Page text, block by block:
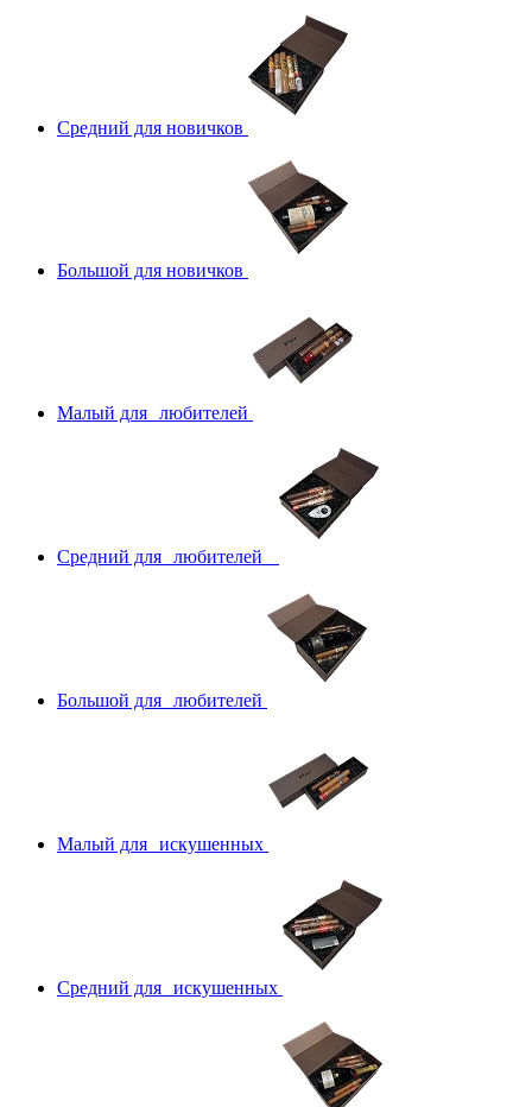
Средний для новичков
Большой для новичков
Малый для любителей
Средний для любителей
Большой для любителей
Малый для искушенных
Средний для искушенных